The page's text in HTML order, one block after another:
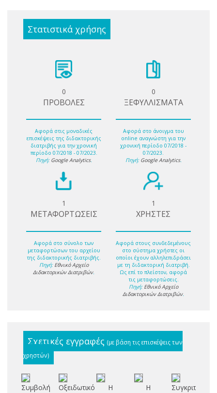
Στατιστικά χρήσης
0
ΠΡΟΒΟΛΕΣ
Αφορά στις μοναδικές
επισκέψεις της διδακτορικής
διατριβής για την χρονική
περίοδο 07/2018 - 07/2023.
Πηγή: Google Analytics.
0
ΞΕΦΥΛΛΙΣΜΑΤΑ
Αφορά στο άνοιγμα του
online αναγνώστη για την
χρονική περίοδο 07/2018 -
07/2023.
Πηγή: Google Analytics.
1
ΜΕΤΑΦΟΡΤΩΣΕΙΣ
Αφορά στο σύνολο των
μεταφορτώσων του αρχείου
της διδακτορικής διατριβής.
Πηγή: Εθνικό Αρχείο
Διδακτορικών Διατριβών.
1
ΧΡΗΣΤΕΣ
Αφορά στους συνδεδεμένους
στο σύστημα χρήστες οι
οποίοι έχουν αλληλεπιδράσει
με τη διδακτορική διατριβή.
Ως επί το πλείστον, αφορά
τις μεταφορτώσεις.
Πηγή: Εθνικό Αρχείο
Διδακτορικών Διατριβών.
Σχετικές εγγραφές (με βάση τις επισκέψεις των
χρηστών)
Συμβολή
Οξειδωτικό
Η
Η
Συγκριτική